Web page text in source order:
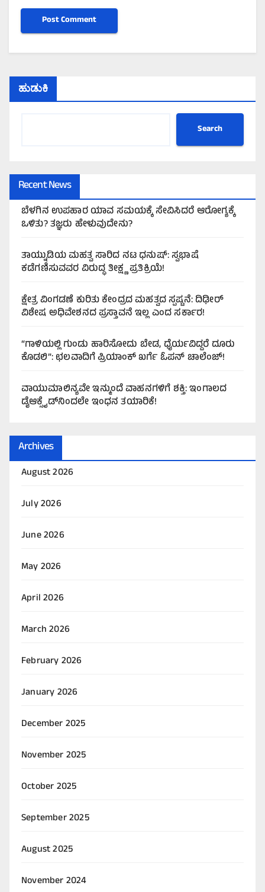
ಹುಡುಕಿ
Search
Recent News
ಬೆಳಗಿನ ಉಪಹಾರ ಯಾವ ಸಮಯಕ್ಕೆ ಸೇವಿಸಿದರೆ ಆರೋಗ್ಯಕ್ಕೆ
ಒಳಿತು? ತಜ್ಞರು ಹೇಳುವುದೇನು?
ತಾಯ್ನುಡಿಯ ಮಹತ್ವ ಸಾರಿದ ನಟ ಧನುಷ್: ಸ್ವಭಾಷೆ
ಕಡೆಗಣಿಸುವವರ ವಿರುದ್ಧ ತೀಕ್ಷ್ಣ ಪ್ರತಿಕ್ರಿಯೆ!
ಕ್ಷೇತ್ರ ವಿಂಗಡಣೆ ಕುರಿತು ಕೇಂದ್ರದ ಮಹತ್ವದ ಸ್ಪಷ್ಟನೆ: ದಿಢೀರ್
ವಿಶೇಷ ಅಧಿವೇಶನದ ಪ್ರಸ್ತಾವನೆ ಇಲ್ಲ ಎಂದ ಸರ್ಕಾರ!
“ಗಾಳಿಯಲ್ಲಿ ಗುಂಡು ಹಾರಿಸೋದು ಬೇಡ, ಧೈರ್ಯವಿದ್ದರೆ ದೂರು
ಕೊಡಲಿ”: ಛಲವಾದಿಗೆ ಪ್ರಿಯಾಂಕ್ ಖರ್ಗೆ ಓಪನ್ ಚಾಲೆಂಜ್!
ವಾಯುಮಾಲಿನ್ಯವೇ ಇನ್ಮುಂದೆ ವಾಹನಗಳಿಗೆ ಶಕ್ತಿ: ಇಂಗಾಲದ
ಡೈಆಕ್ಸೈಡ್‌ನಿಂದಲೇ ಇಂಧನ ತಯಾರಿಕೆ!
Archives
August 2026
July 2026
June 2026
May 2026
April 2026
March 2026
February 2026
January 2026
December 2025
November 2025
October 2025
September 2025
August 2025
November 2024